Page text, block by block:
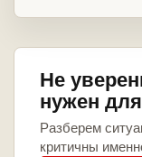
Не
нужен
Разберем
критичны